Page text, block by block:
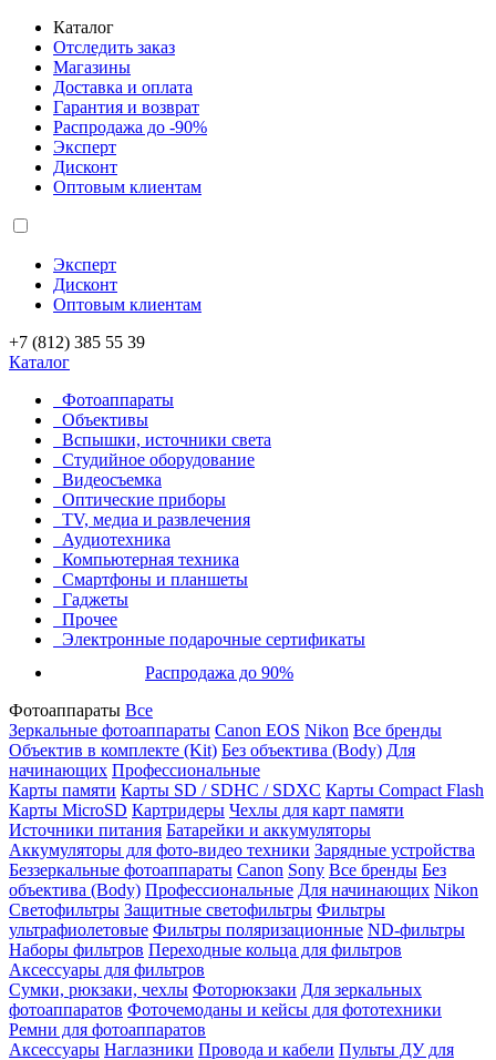
Каталог
Отследить заказ
Магазины
Доставка и оплата
Гарантия и возврат
Распродажа до -90%
Эксперт
Дисконт
Оптовым клиентам
Эксперт
Дисконт
Оптовым клиентам
+7 (812) 385 55 39
Каталог
Фотоаппараты
Объективы
Вспышки, источники света
Студийное оборудование
Видеосъемка
Оптические приборы
TV, медиа и развлечения
Аудиотехника
Компьютерная техника
Смартфоны и планшеты
Гаджеты
Прочее
Электронные подарочные сертификаты
Распродажа до 90%
Фотоаппараты Все
Зеркальные фотоаппараты Canon EOS Nikon Все бренды
Объектив в комплекте (Kit) Без объектива (Body) Для
начинающих Профессиональные
Карты памяти Карты SD / SDHC / SDXC Карты Compact Flash
Карты MicroSD Картридеры Чехлы для карт памяти
Источники питания Батарейки и аккумуляторы
Аккумуляторы для фото-видео техники Зарядные устройства
Беззеркальные фотоаппараты Canon Sony Все бренды Без
объектива (Body) Профессиональные Для начинающих Nikon
Светофильтры Защитные светофильтры Фильтры
ультрафиолетовые Фильтры поляризационные ND-фильтры
Наборы фильтров Переходные кольца для фильтров
Аксессуары для фильтров
Сумки, рюкзаки, чехлы Фоторюкзаки Для зеркальных
фотоаппаратов Фоточемоданы и кейсы для фототехники
Ремни для фотоаппаратов
Аксессуары Наглазники Провода и кабели Пульты ДУ для